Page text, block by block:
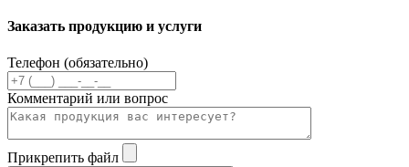
Заказать продукцию и услуги
Телефон (обязательно)
Комментарий или вопрос
Прикрепить файл